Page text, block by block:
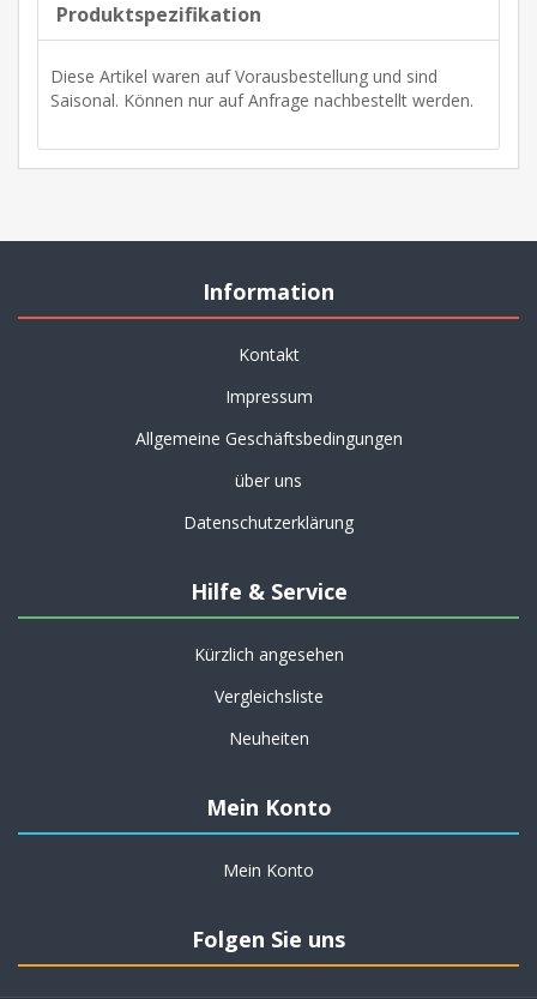
Produktspezifikation
Diese Artikel waren auf Vorausbestellung und sind
Saisonal. Können nur auf Anfrage nachbestellt werden.
Information
Kontakt
Impressum
Allgemeine Geschäftsbedingungen
über uns
Datenschutzerklärung
Hilfe & Service
Kürzlich angesehen
Vergleichsliste
Neuheiten
Mein Konto
Mein Konto
Folgen Sie uns